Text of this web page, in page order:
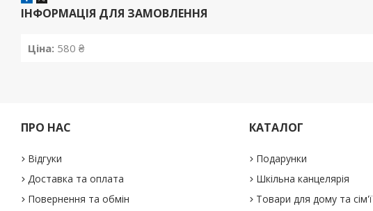
ІНФОРМАЦІЯ ДЛЯ ЗАМОВЛЕННЯ
Ціна: 580 ₴
ПРО НАС
Відгуки
Доставка та оплата
Повернення та обмін
КАТАЛОГ
Подарунки
Шкільна канцелярія
Товари для дому та сім'ї